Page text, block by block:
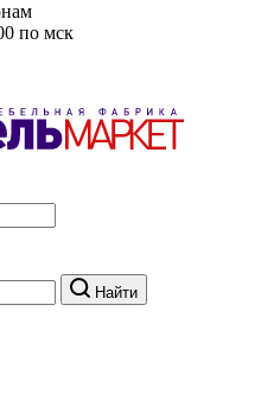
по мск
Найти